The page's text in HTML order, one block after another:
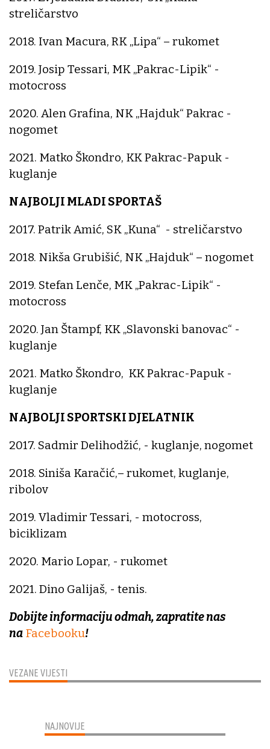
VEZANE VIJESTI
streličarstvo
2018. Ivan Macura, RK „Lipa“ – rukomet
2019. Josip Tessari, MK „Pakrac-Lipik“ -
motocross
2020. Alen Grafina, NK „Hajduk“ Pakrac -
nogomet
2021. Matko Škondro, KK Pakrac-Papuk -
kuglanje
NAJBOLJI MLADI SPORTAŠ
2017. Patrik Amić, SK „Kuna“ - streličarstvo
2018. Nikša Grubišić, NK „Hajduk“ – nogomet
2019. Stefan Lenče, MK „Pakrac-Lipik“ -
motocross
2020. Jan Štampf, KK „Slavonski banovac“ -
kuglanje
2021. Matko Škondro, KK Pakrac-Papuk -
kuglanje
NAJBOLJI SPORTSKI DJELATNIK
2017. Sadmir Delihodžić, - kuglanje, nogomet
2018. Siniša Karačić,– rukomet, kuglanje,
ribolov
2019. Vladimir Tessari, - motocross,
biciklizam
2020. Mario Lopar, - rukomet
2021. Dino Galijaš, - tenis.
Dobijte informaciju odmah, zapratite nas
na Facebooku!
NAJNOVIJE